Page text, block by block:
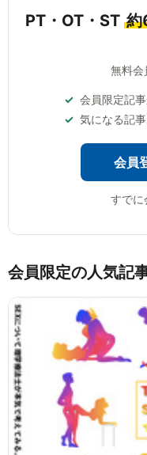
PT・OT・ST 約
無料会
会員限定記
気になる記
会員
すでに
会員限定の人気記